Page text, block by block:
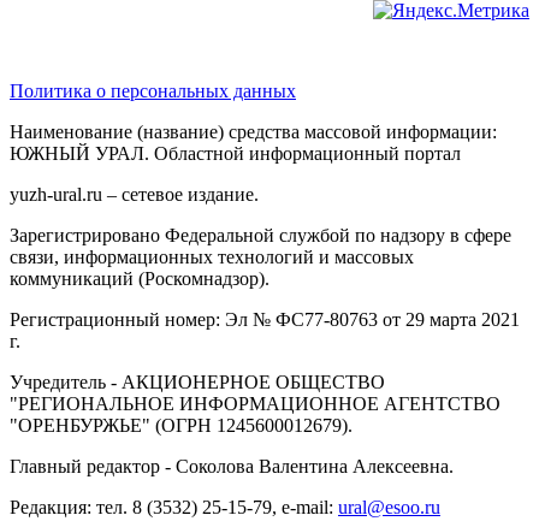
Политика о персональных данных
Наименование (название) средства массовой информации:
ЮЖНЫЙ УРАЛ. Областной информационный портал
yuzh-ural.ru – сетевое издание.
Зарегистрировано Федеральной службой по надзору в сфере
связи, информационных технологий и массовых
коммуникаций (Роскомнадзор).
Регистрационный номер: Эл № ФС77-80763 от 29 марта 2021
г.
Учредитель - АКЦИОНЕРНОЕ ОБЩЕСТВО
"РЕГИОНАЛЬНОЕ ИНФОРМАЦИОННОЕ АГЕНТСТВО
"ОРЕНБУРЖЬЕ" (ОГРН 1245600012679).
Главный редактор - Соколова Валентина Алексеевна.
Редакция: тел. 8 (3532) 25-15-79, e-mail: ural@esoo.ru